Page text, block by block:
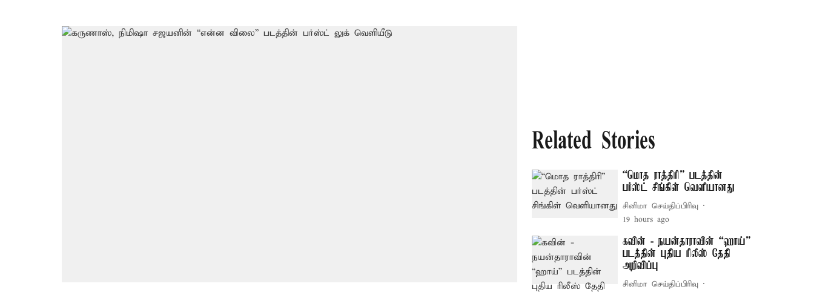
Related Stories
“மொத ராத்திரி” படத்தின்
பர்ஸ்ட் சிங்கிள் வெளியானது
சினிமா செய்திப்பிரிவு
19 hours ago
கவின் - நயன்தாராவின் “ஹாய்”
படத்தின் புதிய ரிலீஸ் தேதி
அறிவிப்பு
சினிமா செய்திப்பிரிவு